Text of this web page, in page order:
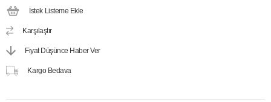
İstek Listeme Ekle
Karşılaştır
Fiyat Düşünce Haber Ver
Kargo Bedava